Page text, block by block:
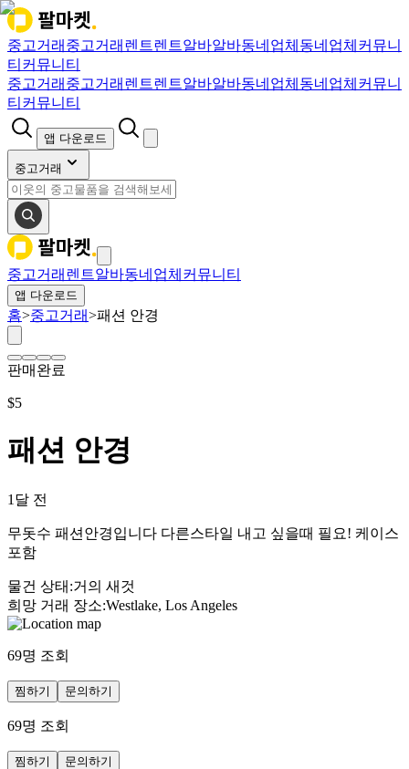
중고거래 중고거래 렌트렌트알바알바동네업체 동네업체 커뮤니
티 커뮤니티
중고거래 중고거래 렌트렌트알바알바동네업체 동네업체 커뮤니
티 커뮤니티
앱 다운로드
중고거래
중고거래 렌트알바동네업체 커뮤니티
앱 다운로드
홈>중고거래>패션 안경
판매완료
$5
패션 안경
1달 전
무돗수 패션안경입니다 다른스타일 내고 싶을때 필요! 케이스
포함
물건 상태 :거의 새것
희망 거래 장소:Westlake, Los Angeles
69명 조회
찜하기 문의하기
69명 조회
찜하기 문의하기